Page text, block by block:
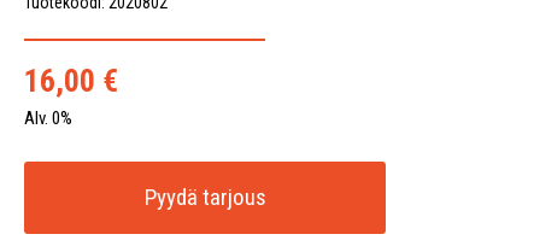
16,00 €
Alv. 0%
Pyydä tarjous